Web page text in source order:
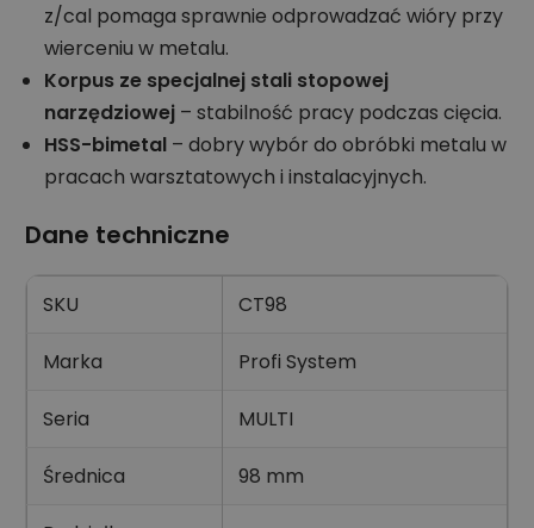
z/cal pomaga sprawnie odprowadzać wióry przy
wierceniu w metalu.
Korpus ze specjalnej stali stopowej
narzędziowej – stabilność pracy podczas cięcia.
HSS-bimetal – dobry wybór do obróbki metalu w
pracach warsztatowych i instalacyjnych.
Dane techniczne
SKU CT98
Marka Profi System
Seria MULTI
Średnica 98 mm